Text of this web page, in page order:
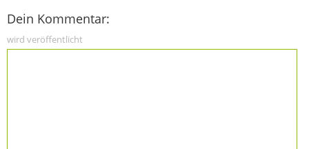
Dein Kommentar:
wird veröffentlicht